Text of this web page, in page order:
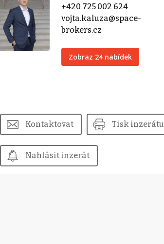
+420 725 002 624
vojta.kaluza@space-
brokers.cz
Zobraz 24 nabídek
Kontaktovat Tisk inzerátu
Nahlásit inzerát